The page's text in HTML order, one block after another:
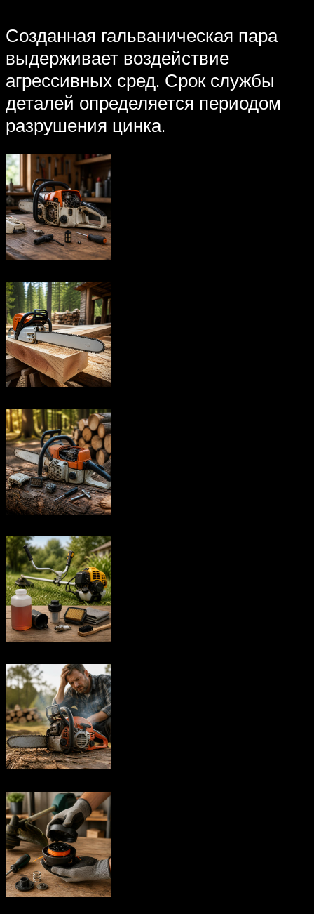
Созданная гальваническая пара
выдерживает воздействие
агрессивных сред. Срок службы
деталей определяется периодом
разрушения цинка.